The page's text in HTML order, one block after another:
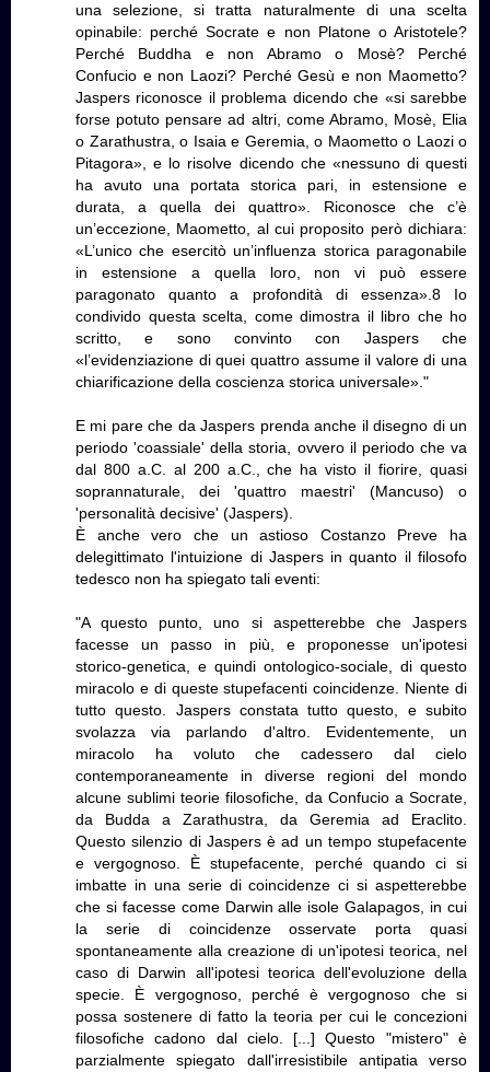
una selezione, si tratta naturalmente di una scelta
opinabile: perché Socrate e non Platone o Aristotele?
Perché Buddha e non Abramo o Mosè? Perché
Confucio e non Laozi? Perché Gesù e non Maometto?
Jaspers riconosce il problema dicendo che «si sarebbe
forse potuto pensare ad altri, come Abramo, Mosè, Elia
o Zarathustra, o Isaia e Geremia, o Maometto o Laozi o
Pitagora», e lo risolve dicendo che «nessuno di questi
ha avuto una portata storica pari, in estensione e
durata, a quella dei quattro». Riconosce che c’è
un’eccezione, Maometto, al cui proposito però dichiara:
«L’unico che esercitò un’influenza storica paragonabile
in estensione a quella loro, non vi può essere
paragonato quanto a profondità di essenza».8 Io
condivido questa scelta, come dimostra il libro che ho
scritto, e sono convinto con Jaspers che
«l’evidenziazione di quei quattro assume il valore di una
chiarificazione della coscienza storica universale»."
E mi pare che da Jaspers prenda anche il disegno di un
periodo 'coassiale' della storia, ovvero il periodo che va
dal 800 a.C. al 200 a.C., che ha visto il fiorire, quasi
soprannaturale, dei 'quattro maestri' (Mancuso) o
'personalità decisive' (Jaspers).
È anche vero che un astioso Costanzo Preve ha
delegittimato l'intuizione di Jaspers in quanto il filosofo
tedesco non ha spiegato tali eventi:
"A questo punto, uno si aspetterebbe che Jaspers
facesse un passo in più, e proponesse un'ipotesi
storico-genetica, e quindi ontologico-sociale, di questo
miracolo e di queste stupefacenti coincidenze. Niente di
tutto questo. Jaspers constata tutto questo, e subito
svolazza via parlando d'altro. Evidentemente, un
miracolo ha voluto che cadessero dal cielo
contemporaneamente in diverse regioni del mondo
alcune sublimi teorie filosofiche, da Confucio a Socrate,
da Budda a Zarathustra, da Geremia ad Eraclito.
Questo silenzio di Jaspers è ad un tempo stupefacente
e vergognoso. È stupefacente, perché quando ci si
imbatte in una serie di coincidenze ci si aspetterebbe
che si facesse come Darwin alle isole Galapagos, in cui
la serie di coincidenze osservate porta quasi
spontaneamente alla creazione di un'ipotesi teorica, nel
caso di Darwin all'ipotesi teorica dell'evoluzione della
specie. È vergognoso, perché è vergognoso che si
possa sostenere di fatto la teoria per cui le concezioni
filosofiche cadono dal cielo. [...] Questo "mistero" è
parzialmente spiegato dall'irresistibile antipatia verso